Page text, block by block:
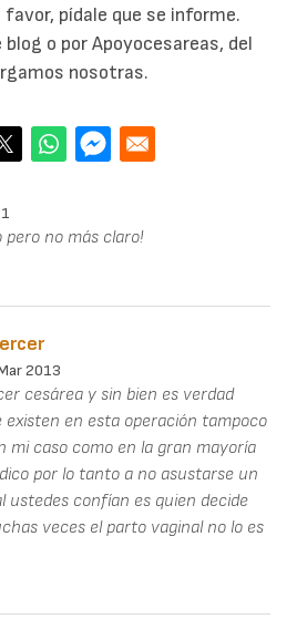
pídale que se informe.
o por Apoyocesareas, del
nosotras.
pero no más claro!
2013
cesárea y sin bien es verdad
existen en esta operación tampoco
mi caso como en la gran mayoría
por lo tanto a no asustarse un
ustedes confían es quien decide
veces el parto vaginal no lo es